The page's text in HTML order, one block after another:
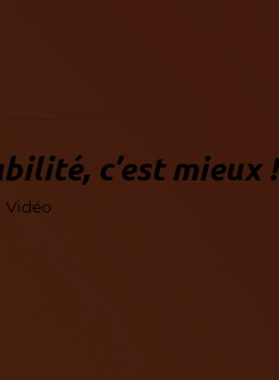
c’est mieux !
Vidéo